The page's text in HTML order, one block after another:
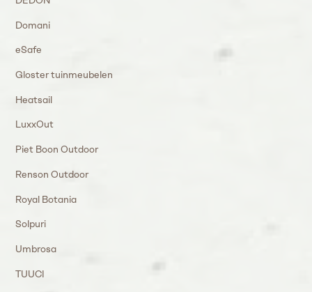
Domani
eSafe
Gloster tuinmeubelen
Heatsail
LuxxOut
Piet Boon Outdoor
Renson Outdoor
Royal Botania
Solpuri
Umbrosa
TUUCI